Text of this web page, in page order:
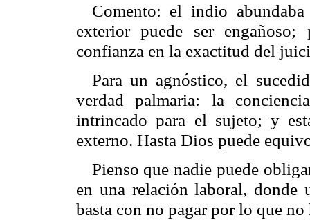
Comento: el indio
exterior puede ser
confianza en la exactitud del
Para un agnóstico, el
verdad palmaria: la
intrincado para el sujeto; y
externo. Hasta Dios puede
Pienso que nadie puede
en una relación laboral,
basta con no pagar por lo que no